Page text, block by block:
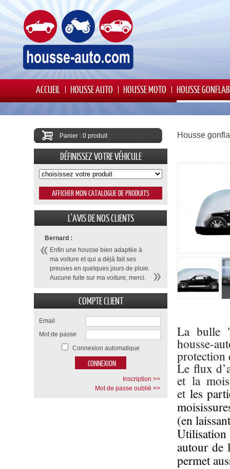
ACCUEIL HOUSSE AUTO HOUSSE MOTO HOUSSE
Housse
La bulle
housse-
protection
Le flux
et la
etles
(en
Utilisation
autour de
permet
Panier : 0 produit
DÉFINISSEZ VOTRE VÉHICULE
L'AVIS DE NOS CLIENTS
Bernard :
Enfin une housse bien adaptée à
ma voiture et qui a déjà fait ses
preuves en quelques jours de pluie.
Aucune fuite sur ma voiture, merci.
COMPTE CLIENT
Email
Mot de passe
Connexion automatique
Inscription >>
Mot de passe oublié >>